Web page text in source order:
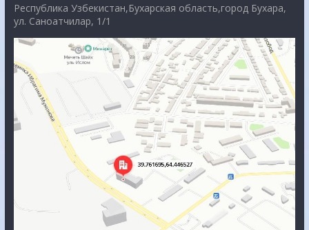
Республика Узбекистан,Бухарская область,город Бухара,
ул. Саноатчилар, 1/1